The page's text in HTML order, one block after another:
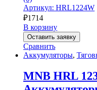
Артикул: HRL1224W
₽1714
В корзину
Оставить заявку
Сравнить
Аккумуляторы,
MNB HRL